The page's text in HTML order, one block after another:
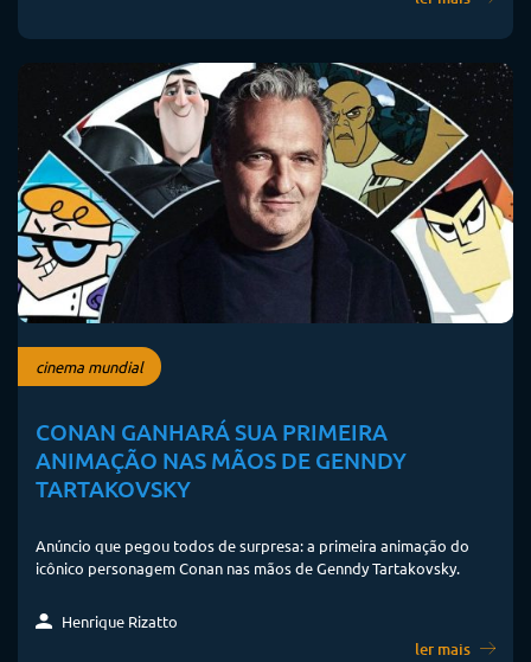
cinema mundial
CONAN GANHARÁ SUA PRIMEIRA
ANIMAÇÃO NAS MÃOS DE GENNDY
TARTAKOVSKY
Anúncio que pegou todos de surpresa: a primeira animação do
icônico personagem Conan nas mãos de Genndy Tartakovsky.
Henrique Rizatto
ler mais